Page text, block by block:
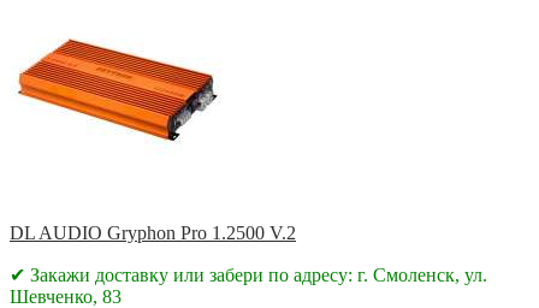
DL AUDIO Gryphon Pro 1.2500 V.2
✔ Закажи доставку или забери по адресу: г. Смоленск, ул.
Шевченко, 83